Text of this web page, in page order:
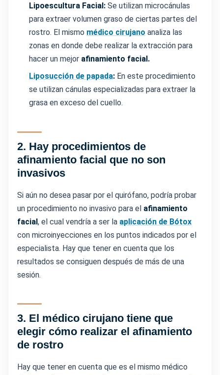
Lipoescultura Facial: Se utilizan microcánulas
para extraer volumen graso de ciertas partes del
rostro. El mismo médico cirujano analiza las
zonas en donde debe realizar la extracción para
hacer un mejor afinamiento facial.
Liposucción de papada: En este procedimiento
se utilizan cánulas especializadas para extraer la
grasa en exceso del cuello.
2. Hay procedimientos de
afinamiento facial que no son
invasivos
Si aún no desea pasar por el quirófano, podría probar
un procedimiento no invasivo para el afinamiento
facial, el cual vendría a ser la aplicación de Bótox
con microinyecciones en los puntos indicados por el
especialista. Hay que tener en cuenta que los
resultados se consiguen después de más de una
sesión.
3. El médico cirujano tiene que
elegir cómo realizar el afinamiento
de rostro
Hay que tener en cuenta que es el mismo médico